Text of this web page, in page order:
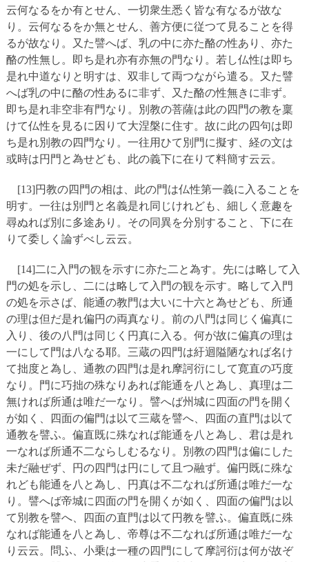
云何なるをか有とせん、一切衆生悉く皆な有なるが故な
り。云何なるをか無とせん、善方便に従つて見ることを得
るが故なり。又た譬へば、乳の中に亦た酪の性あり、亦た
酪の性無し。即ち是れ亦有亦無の門なり。若し仏性は即ち
是れ中道なりと明すは、双非して両つながら遣る。又た譬
へば乳の中に酪の性あるに非ず、又た酪の性無きに非ず。
即ち是れ非空非有門なり。別教の菩薩は此の四門の教を稟
けて仏性を見るに因りて大涅槃に住す。故に此の四句は即
ち是れ別教の四門なり。一往用ひて別門に擬す、経の文は
或時は円門と為せども、此の義下に在りて料簡す云云。
[13]円教の四門の相は、此の門は仏性第一義に入ることを
明す。一往は別門と名義是れ同じけれども、細しく意趣を
尋ぬれば別に多途あり。その同異を分別すること、下に在
りて委しく論ずべし云云。
[14]二に入門の観を示すに亦た二と為す。先には略して入
門の処を示し、二には略して入門の観を示す。略して入門
の処を示さば、能通の教門は大いに十六と為せども、所通
の理は但だ是れ偏円の両真なり。前の八門は同じく偏真に
入り、後の八門は同じく円真に入る。何が故に偏真の理は
一にして門は八なる耶。三蔵の四門は紆迴隘陋なれば名け
て拙度と為し、通教の四門は是れ摩訶衍にして寛直の巧度
なり。門に巧拙の殊なりあれば能通を八と為し、真理は二
無ければ所通は唯だ一なり。譬へば州城に四面の門を開く
が如く、四面の偏門は以て三蔵を譬へ、四面の直門は以て
通教を譬ふ。偏直既に殊なれば能通を八と為し、君は是れ
一なれば所通不二ならしむるなり。別教の四門は偏にした
未だ融ぜず、円の四門は円にして且つ融ず。偏円既に殊な
れども能通を八と為し、円真は不二なれば所通は唯だ一な
り。譬へば帝城に四面の門を開くが如く、四面の偏門は以
て別教を譬へ、四面の直門は以て円教を譬ふ。偏直既に殊
なれば能通を八と為し、帝尊は不二なれば所通は唯だ一な
り云云。問ふ、小乗は一種の四門にして摩訶衍は何が故ぞ